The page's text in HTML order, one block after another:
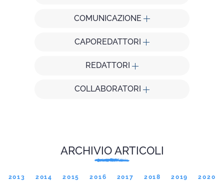
COMUNICAZIONE
CAPOREDATTORI
REDATTORI
COLLABORATORI
ARCHIVIO ARTICOLI
2013 2014 2015 2016 2017 2018 2019 2020